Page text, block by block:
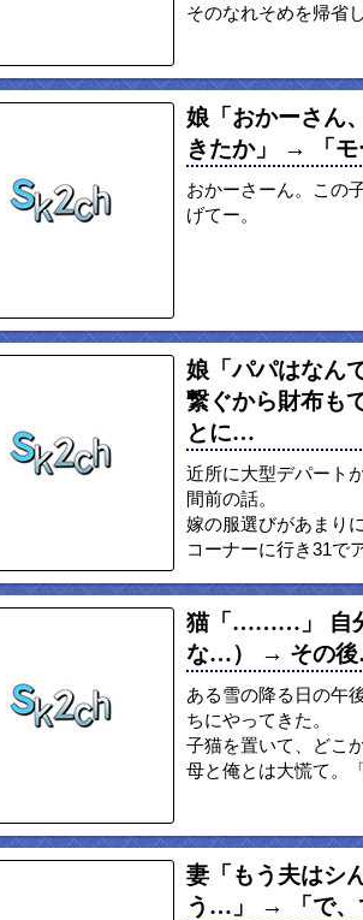
そのなれそめを帰省
娘「おかーさん
きたか」 → 「モ
おかーさーん。この
げてー。
娘「パパはなん
繋ぐから財布も
とに…
近所に大型デパート
間前の話。
嫁の服選びがあまり
コーナーに行き31で
猫「………」 自分
な…） → その
ある雪の降る日の午
ちにやってきた。
子猫を置いて、どこ
母と俺とは大慌て。
妻「もう夫はシ
う…」 → 「で、